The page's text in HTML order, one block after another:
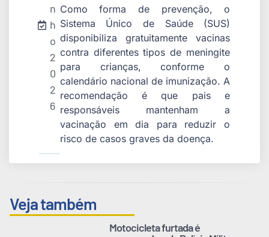
n
h
o
2
0
2
6
Como forma de prevenção, o
Sistema Único de Saúde (SUS)
disponibiliza gratuitamente vacinas
contra diferentes tipos de meningite
para crianças, conforme o
calendário nacional de imunização. A
recomendação é que pais e
responsáveis mantenham a
vacinação em dia para reduzir o
risco de casos graves da doença.
Veja também
Motocicleta furtada é